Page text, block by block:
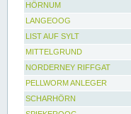
HÖRNUM
LANGEOOG
LIST AUF SYLT
MITTELGRUND
NORDERNEY RIFFGAT
PELLWORM ANLEGER
SCHARHÖRN